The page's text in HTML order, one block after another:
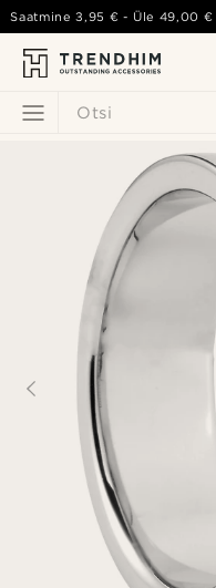
Otsi
Saatmine3,95 € - Üle 49,00 €